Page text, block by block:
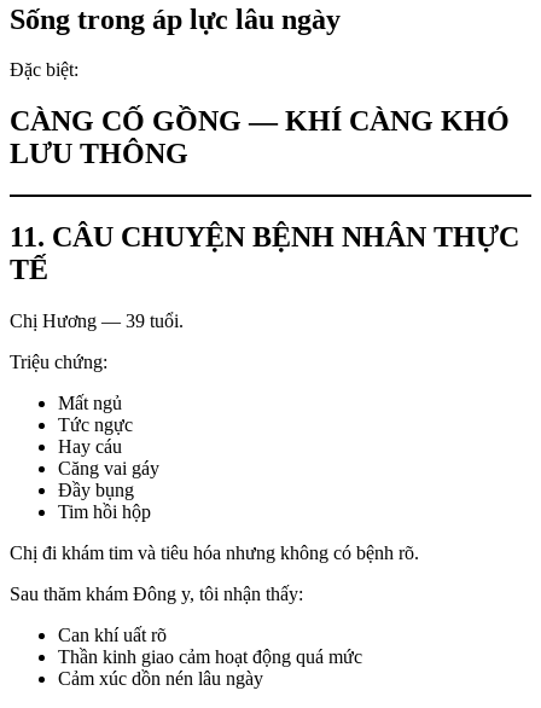
Sống trong áp lực lâu ngày
Đặc biệt:
CÀNG CỐ GỒNG — KHÍ CÀNG KHÓ
LƯU THÔNG
11. CÂU CHUYỆN BỆNH NHÂN THỰC
TẾ
Chị Hương — 39 tuổi.
Triệu chứng:
Mất ngủ
Tức ngực
Hay cáu
Căng vai gáy
Đầy bụng
Tim hồi hộp
Chị đi khám tim và tiêu hóa nhưng không có bệnh rõ.
Sau thăm khám Đông y, tôi nhận thấy:
Can khí uất rõ
Thần kinh giao cảm hoạt động quá mức
Cảm xúc dồn nén lâu ngày